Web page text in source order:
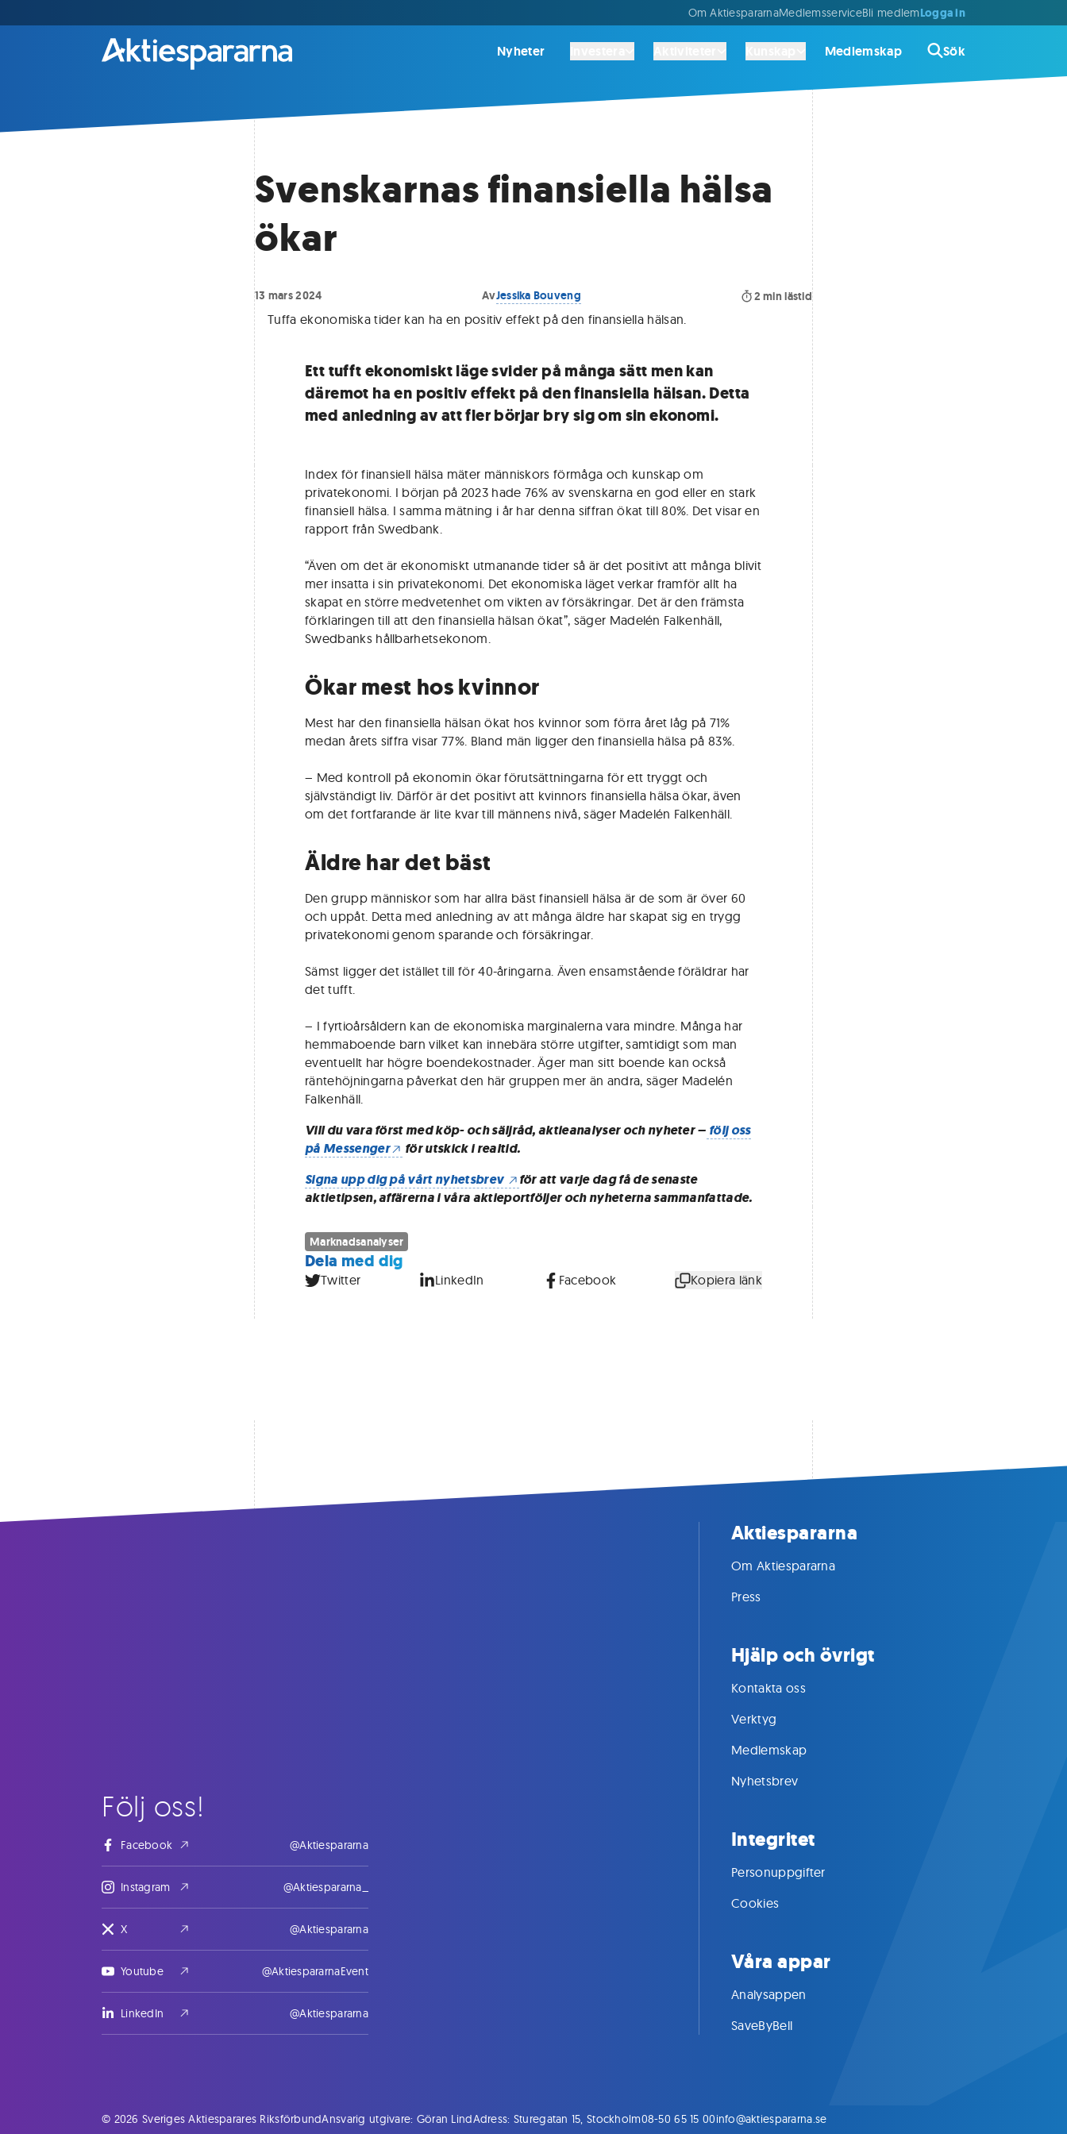
Om AktiespararnaMedlemsserviceBli medlemLogga in
Nyheter Medlemskap Sök
Svenskarnas finansiella hälsa
ökar
13 mars 2024 AvJessika Bouveng 2 min lästid
Tuffa ekonomiska tider kan ha en positiv effekt på den finansiella hälsan.
Ett tufft ekonomiskt läge svider på många sätt men kan
däremot ha en positiv effekt på den finansiella hälsan. Detta
med anledning av att fler börjar bry sig om sin ekonomi.
Index för finansiell hälsa mäter människors förmåga och kunskap om
privatekonomi. I början på 2023 hade 76% av svenskarna en god eller en stark
finansiell hälsa. I samma mätning i år har denna siffran ökat till 80%. Det visar en
rapport från Swedbank.
“Även om det är ekonomiskt utmanande tider så är det positivt att många blivit
mer insatta i sin privatekonomi. Det ekonomiska läget verkar framför allt ha
skapat en större medvetenhet om vikten av försäkringar. Det är den främsta
förklaringen till att den finansiella hälsan ökat”, säger Madelén Falkenhäll,
Swedbanks hållbarhetsekonom.
Ökar mest hos kvinnor
Mest har den finansiella hälsan ökat hos kvinnor som förra året låg på 71%
medan årets siffra visar 77%. Bland män ligger den finansiella hälsa på 83%.
– Med kontroll på ekonomin ökar förutsättningarna för ett tryggt och
självständigt liv. Därför är det positivt att kvinnors finansiella hälsa ökar, även
om det fortfarande är lite kvar till männens nivå, säger Madelén Falkenhäll.
Äldre har det bäst
Den grupp människor som har allra bäst finansiell hälsa är de som är över 60
och uppåt. Detta med anledning av att många äldre har skapat sig en trygg
privatekonomi genom sparande och försäkringar.
Sämst ligger det istället till för 40-åringarna. Även ensamstående föräldrar har
det tufft.
– I fyrtioårsåldern kan de ekonomiska marginalerna vara mindre. Många har
hemmaboende barn vilket kan innebära större utgifter, samtidigt som man
eventuellt har högre boendekostnader. Äger man sitt boende kan också
räntehöjningarna påverkat den här gruppen mer än andra, säger Madelén
Falkenhäll.
Vill du vara först med köp- och säljråd, aktieanalyser och nyheter – följ oss
på Messenger
för utskick i realtid.
Signa upp dig på vårt nyhetsbrev
för att varje dag få de senaste
aktietipsen, affärerna i våra aktieportföljer och nyheterna sammanfattade.
Marknadsanalyser
Dela med dig
Twitter LinkedIn Facebook Kopiera länk
Följ oss!
Facebook @Aktiespararna
Instagram @Aktiespararna_
X @Aktiespararna
Youtube @AktiespararnaEvent
LinkedIn @Aktiespararna
Aktiespararna
Om Aktiespararna
Press
Hjälp och övrigt
Kontakta oss
Verktyg
Medlemskap
Nyhetsbrev
Integritet
Personuppgifter
Cookies
Våra appar
Analysappen
SaveByBell
© 2026 Sveriges Aktiesparares RiksförbundAnsvarig utgivare: Göran LindAdress: Sturegatan 15, Stockholm08-50 65 15 00info@aktiespararna.se